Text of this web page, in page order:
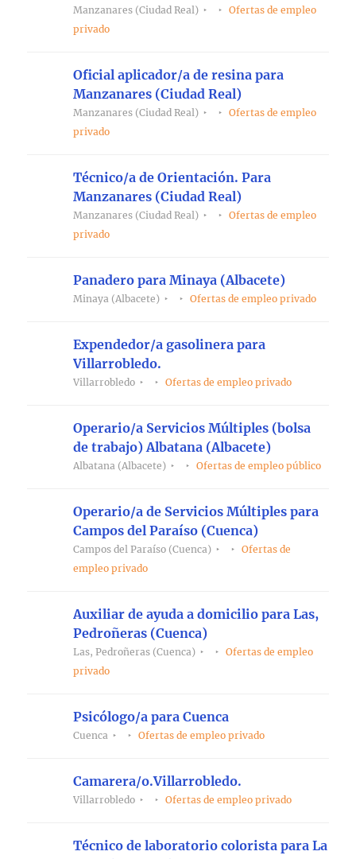
Manzanares (Ciudad Real)
Ofertas de empleo
privado
Oficial aplicador/a de resina para
Manzanares (Ciudad Real)
Manzanares (Ciudad Real)
Ofertas de empleo
privado
Técnico/a de Orientación. Para
Manzanares (Ciudad Real)
Manzanares (Ciudad Real)
Ofertas de empleo
privado
Panadero para Minaya (Albacete)
Minaya (Albacete) Ofertas de empleo privado
Expendedor/a gasolinera para
Villarrobledo.
Villarrobledo Ofertas de empleo privado
Operario/a Servicios Múltiples (bolsa
de trabajo) Albatana (Albacete)
Albatana (Albacete) Ofertas de empleo público
Operario/a de Servicios Múltiples para
Campos del Paraíso (Cuenca)
Campos del Paraíso (Cuenca)
Ofertas de
empleo privado
Auxiliar de ayuda a domicilio para Las,
Pedroñeras (Cuenca)
Las, Pedroñeras (Cuenca)
Ofertas de empleo
privado
Psicólogo/a para Cuenca
Cuenca Ofertas de empleo privado
Camarera/o.Villarrobledo.
Villarrobledo Ofertas de empleo privado
Técnico de laboratorio colorista para La